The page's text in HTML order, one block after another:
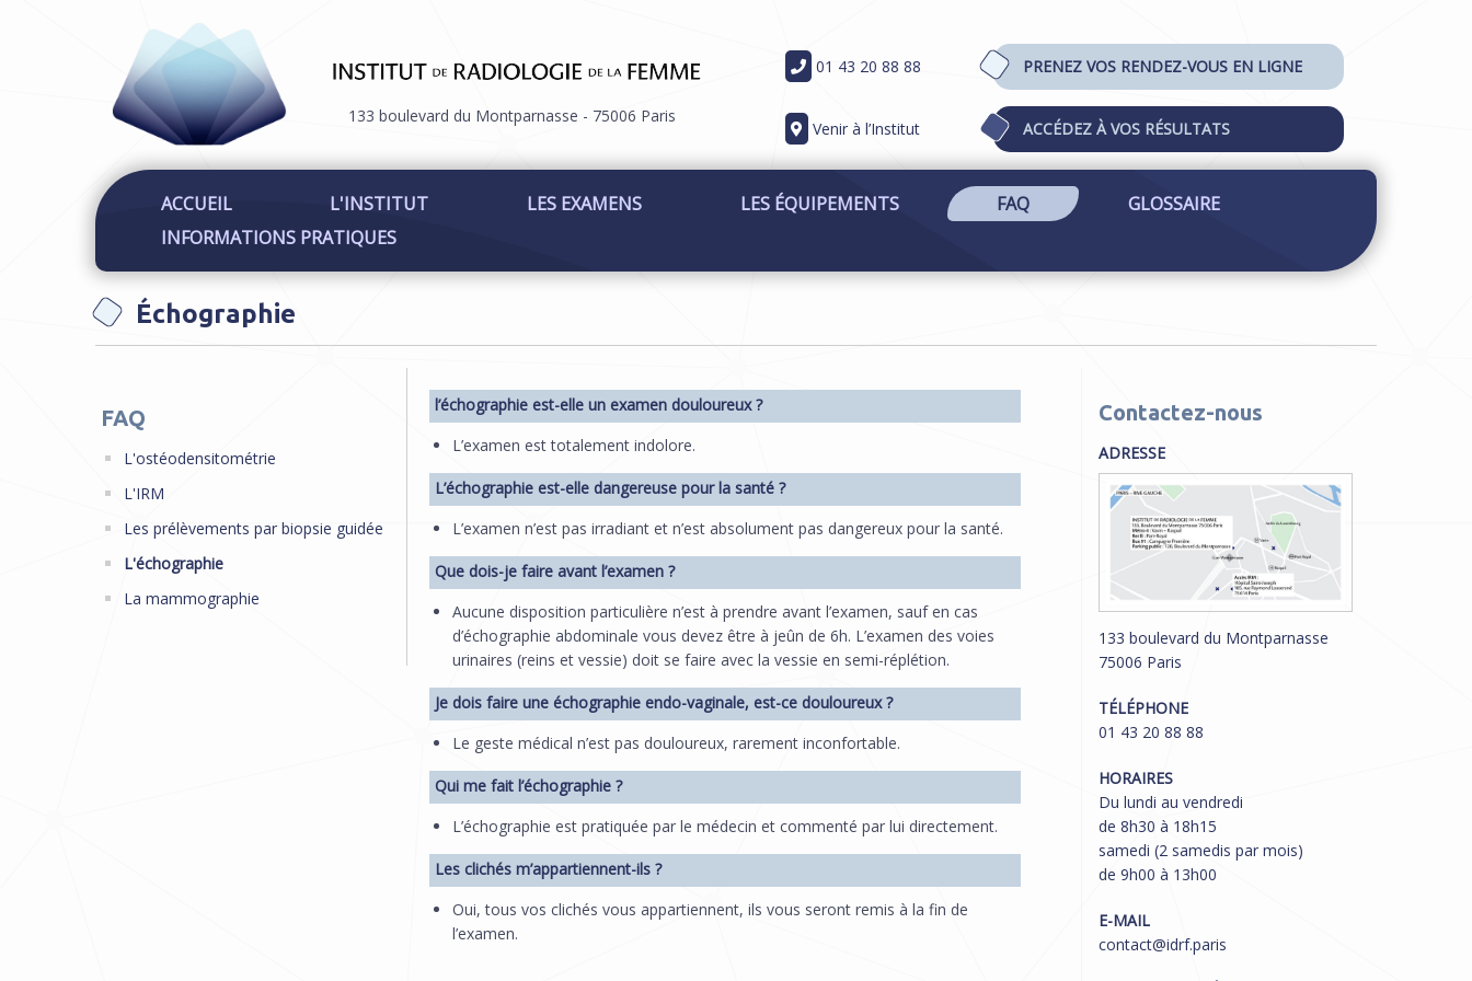
133 boulevard du Montparnasse - 75006 Paris
01 43 20 88 88
Venir à l’Institut
PRENEZ VOS RENDEZ-VOUS EN LIGNE
ACCÉDEZ À VOS RÉSULTATS
ACCUEIL L'INSTITUT LES EXAMENS LES ÉQUIPEMENTS FAQ
GLOSSAIRE
INFORMATIONS PRATIQUES
Échographie
FAQ
L'ostéodensitométrie
L'IRM
Les prélèvements par biopsie guidée
L'échographie
La mammographie
Vous êtes ici
l’échographie est-elle un examen douloureux ?
L’examen est totalement indolore.
L’échographie est-elle dangereuse pour la santé ?
L’examen n’est pas irradiant et n’est absolument pas dangereux pour la santé.
Que dois-je faire avant l’examen ?
Aucune disposition particulière n’est à prendre avant l’examen, sauf en cas
d’échographie abdominale vous devez être à jeûn de 6h. L’examen des voies
urinaires (reins et vessie) doit se faire avec la vessie en semi-réplétion.
Je dois faire une échographie endo-vaginale, est-ce douloureux ?
Le geste médical n’est pas douloureux, rarement inconfortable.
Qui me fait l’échographie ?
L’échographie est pratiquée par le médecin et commenté par lui directement.
Les clichés m’appartiennent-ils ?
Oui, tous vos clichés vous appartiennent, ils vous seront remis à la fin de
l’examen.
Contactez-nous
ADRESSE
133 boulevard du Montparnasse
75006 Paris
TÉLÉPHONE
01 43 20 88 88
HORAIRES
Du lundi au vendredi
de 8h30 à 18h15
samedi (2 samedis par mois)
de 9h00 à 13h00
E-MAIL
contact@idrf.paris